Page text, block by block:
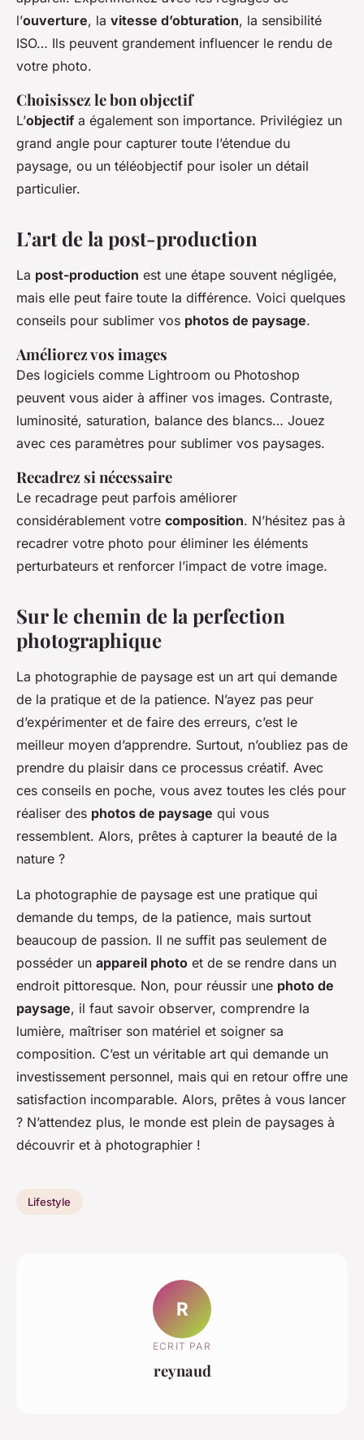
l’ouverture, la vitesse d’obturation, la sensibilité
ISO… Ils peuvent grandement influencer le rendu de
votre photo.
Choisissez le bon objectif
L’objectif a également son importance. Privilégiez un
grand angle pour capturer toute l’étendue du
paysage, ou un téléobjectif pour isoler un détail
particulier.
L’art de la post-production
La post-production est une étape souvent négligée,
mais elle peut faire toute la différence. Voici quelques
conseils pour sublimer vos photos de paysage.
Améliorez vos images
Des logiciels comme Lightroom ou Photoshop
peuvent vous aider à affiner vos images. Contraste,
luminosité, saturation, balance des blancs… Jouez
avec ces paramètres pour sublimer vos paysages.
Recadrez si nécessaire
Le recadrage peut parfois améliorer
considérablement votre composition. N’hésitez pas à
recadrer votre photo pour éliminer les éléments
perturbateurs et renforcer l’impact de votre image.
Sur le chemin de la perfection
photographique
La photographie de paysage est un art qui demande
de la pratique et de la patience. N’ayez pas peur
d’expérimenter et de faire des erreurs, c’est le
meilleur moyen d’apprendre. Surtout, n’oubliez pas de
prendre du plaisir dans ce processus créatif. Avec
ces conseils en poche, vous avez toutes les clés pour
réaliser des photos de paysage qui vous
ressemblent. Alors, prêtes à capturer la beauté de la
nature ?
La photographie de paysage est une pratique qui
demande du temps, de la patience, mais surtout
beaucoup de passion. Il ne suffit pas seulement de
posséder un appareil photo et de se rendre dans un
endroit pittoresque. Non, pour réussir une photo de
paysage, il faut savoir observer, comprendre la
lumière, maîtriser son matériel et soigner sa
composition. C’est un véritable art qui demande un
investissement personnel, mais qui en retour offre une
satisfaction incomparable. Alors, prêtes à vous lancer
? N’attendez plus, le monde est plein de paysages à
découvrir et à photographier !
Lifestyle
R
ECRIT PAR
reynaud